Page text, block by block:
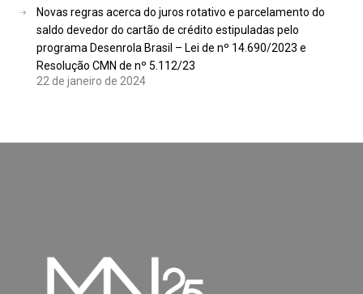
Novas regras acerca do juros rotativo e parcelamento do
saldo devedor do cartão de crédito estipuladas pelo
programa Desenrola Brasil – Lei de nº 14.690/2023 e
Resolução CMN de nº 5.112/23
22 de janeiro de 2024